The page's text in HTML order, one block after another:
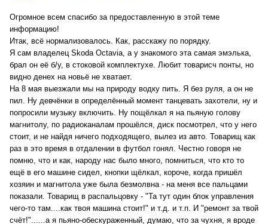
Огромное всем спасибо за предоставленную в этой теме
информацию!
Итак, всё нормализовалось. Как, расскажу по порядку.
Я сам владелец Skoda Octavia, а у знакомого эта самая эмэлька,
брал он её б/у, в стоковой комплектухе. Любит товарисч понты, но
видно денех на новьё не хватает.
На 8 мая выезжали мы на природу водку пить. Я без руля, а он не
пил. Ну девчёнки в определённый момент танцевать захотели, ну и
попросили музыку включить. Ну пощёлкал я на пьяную голову
магнитолу, по радиоканалам прошёлся, диск посмотрел, что у него
стоит, и не найдя ничего подходящего, вылез из авто. Товарищ как
раз в это время в отдалении в футбол гонял. Честно говоря не
помню, что и как, народу нас было много, помниться, что кто то
ещё в его машине сидел, кнопки щёлкал, короче, когда пришёл
хозяин и магнитола уже была безмолвна - на меня все пальцами
показали. Товарищ в распальцовку - "Та тут один блок управления
чего-то там....как твоя машина стоит!" и т.д. и т.п. И "ремонт за твой
счёт!"......а я пьяно-обескураженный, думаю, что за чухня, я вроде